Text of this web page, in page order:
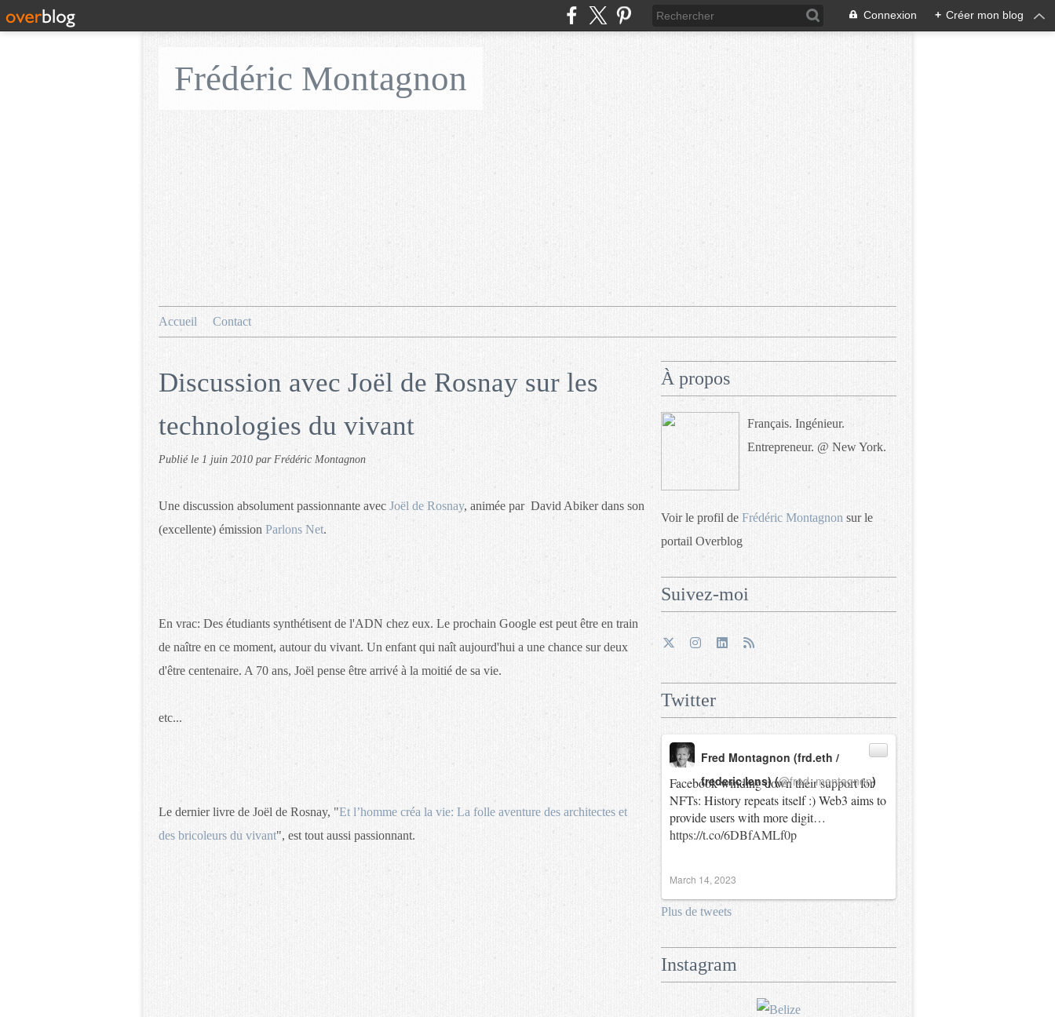
Connexion + Créer mon blog
Frédéric Montagnon
Accueil Contact
Discussion avec Joël de Rosnay sur les
technologies du vivant
Publié le 1 juin 2010 par Frédéric Montagnon
Une discussion absolument passionnante avec Joël de Rosnay, animée par David Abiker dans son
(excellente) émission Parlons Net.
En vrac: Des étudiants synthétisent de l'ADN chez eux. Le prochain Google est peut être en train
de naître en ce moment, autour du vivant. Un enfant qui naît aujourd'hui a une chance sur deux
d'être centenaire. A 70 ans, Joël pense être arrivé à la moitié de sa vie.
etc...
Le dernier livre de Joël de Rosnay, "Et l’homme créa la vie: La folle aventure des architectes et
des bricoleurs du vivant", est tout aussi passionnant.
À propos
Français. Ingénieur.
Entrepreneur. @ New York.
Voir le profil de Frédéric Montagnon sur le
portail Overblog
Suivez-moi
Twitter
Facebook winding down their support for
NFTs: History repeats itself :) Web3 aims to
provide users with more digit…
https://t.co/6DBfAMLf0p
Fred Montagnon (frd.eth /
frederic.lens) (@fred_montagnon)
March 14, 2023
Plus de tweets
Instagram